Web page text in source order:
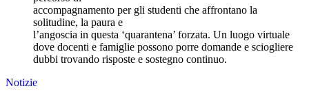
accompagnamento per gli studenti che affrontano la
solitudine, la paura e
l’angoscia in questa ‘quarantena’ forzata. Un luogo virtuale
dove docenti e famiglie possono porre domande e sciogliere
dubbi trovando risposte e sostegno continuo.
Notizie